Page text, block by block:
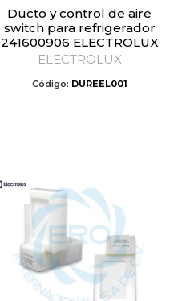
Ducto y control de aire
switch para refrigerador
241600906 ELECTROLUX
ELECTROLUX
Código: DUREEL001